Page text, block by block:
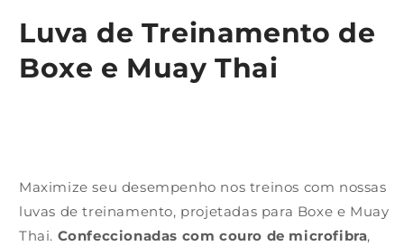
Luva de Treinamento de
Boxe e Muay Thai
Maximize seu desempenho nos treinos com nossas
luvas de treinamento, projetadas para Boxe e Muay
Thai. Confeccionadas com couro de microfibra,